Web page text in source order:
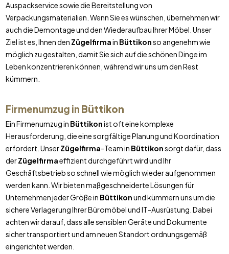
Auspackservice sowie die Bereitstellung von
Verpackungsmaterialien. Wenn Sie es wünschen, übernehmen wir
auch die Demontage und den Wiederaufbau Ihrer Möbel. Unser
Ziel ist es, Ihnen den Zügelfirmain Büttikonso angenehm wie
möglich zu gestalten, damit Sie sich auf die schönen Dinge im
Leben konzentrieren können, während wir uns um den Rest
kümmern.
Firmenumzug in Büttikon
Ein Firmenumzug in Büttikonist oft eine komplexe
Herausforderung, die eine sorgfältige Planung und Koordination
erfordert. UnserZügelfirma-Team in Büttikonsorgt dafür, dass
derZügelfirmaeffizient durchgeführt wird und Ihr
Geschäftsbetrieb so schnell wie möglich wieder aufgenommen
werden kann. Wir bieten maßgeschneiderte Lösungen für
Unternehmen jeder Größe in Büttikonund kümmern uns um die
sichere Verlagerung Ihrer Büromöbel und IT-Ausrüstung. Dabei
achten wir darauf, dass alle sensiblen Geräte und Dokumente
sicher transportiert und am neuen Standort ordnungsgemäß
eingerichtet werden.